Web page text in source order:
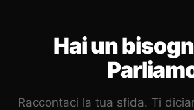
Hai un
Raccontaci la tua sfida. Ti